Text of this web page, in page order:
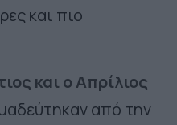
και πιο
και ο Απρίλιος
από την